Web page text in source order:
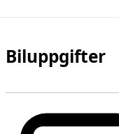
Biluppgifter